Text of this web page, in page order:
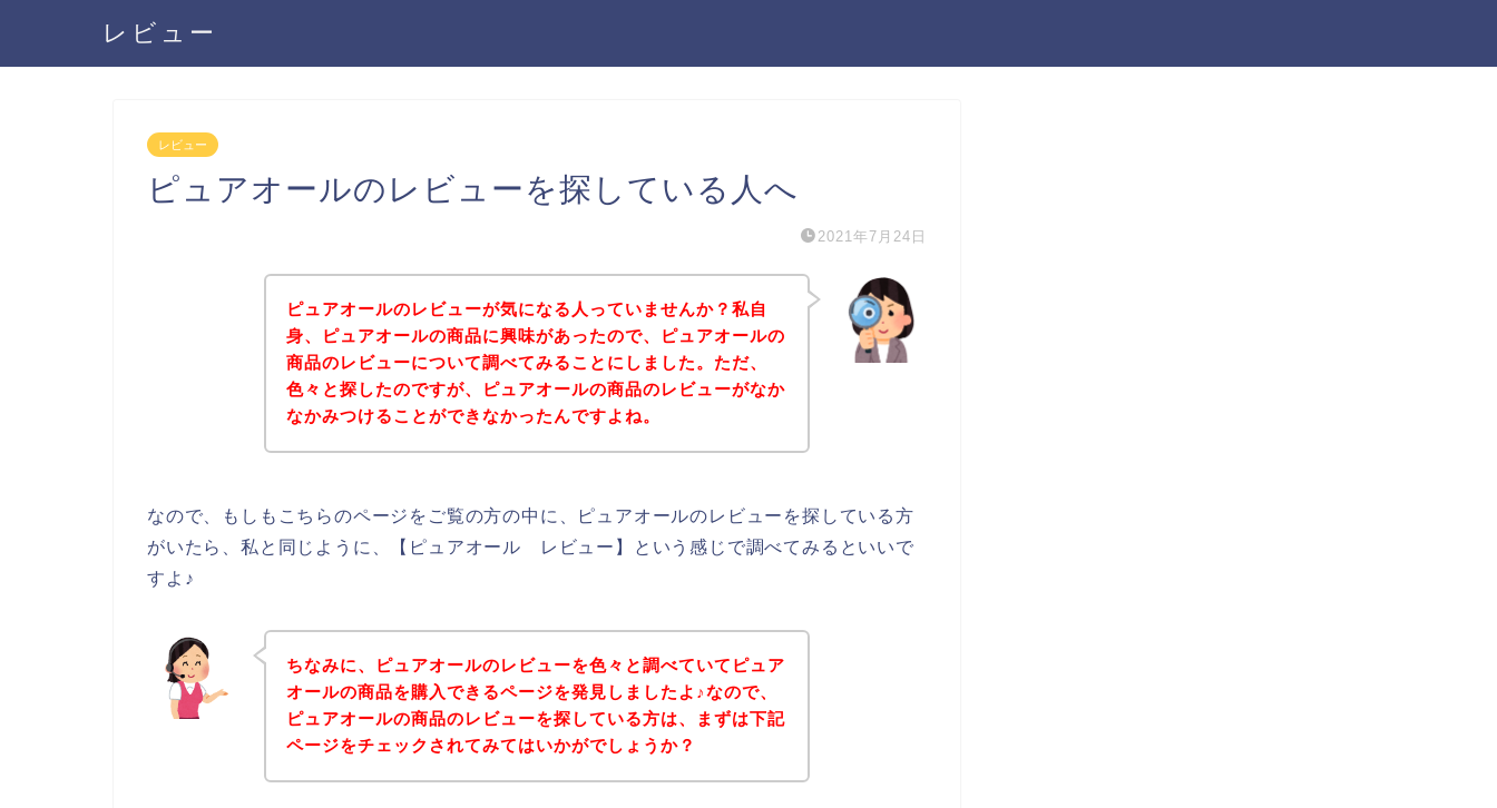
レビュー
レビュー
ピュアオールのレビューを探している人へ
2021年7月24日
ピュアオールのレビューが気になる人っていませんか？私自
身、ピュアオールの商品に興味があったので、ピュアオールの
商品のレビューについて調べてみることにしました。ただ、
色々と探したのですが、ピュアオールの商品のレビューがなか
なかみつけることができなかったんですよね。
なので、もしもこちらのページをご覧の方の中に、ピュアオールのレビューを探している方
がいたら、私と同じように、【ピュアオール レビュー】という感じで調べてみるといいで
すよ♪
ちなみに、ピュアオールのレビューを色々と調べていてピュア
オールの商品を購入できるページを発見しましたよ♪なので、
ピュアオールの商品のレビューを探している方は、まずは下記
ページをチェックされてみてはいかがでしょうか？